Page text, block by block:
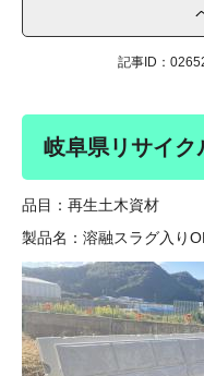
記事ID：
岐阜県リサイク
品目：再生土木資材
製品名：溶融スラグ入り